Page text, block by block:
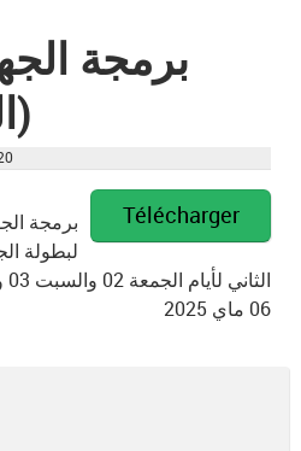
برمجة
Télécharger
لبطولة
06 ماي 2025